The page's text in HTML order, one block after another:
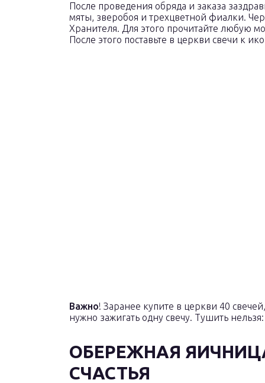
После проведения обряда и заказа
мяты, зверобоя и трехцветной фиалки.
Хранителя. Для этого прочитайте любую
После этого поставьте в церкви свечи к
Важно! Заранее купите в церкви 40
нужно зажигать одну свечу. Тушить
ОБЕРЕЖНАЯ
СЧАСТЬЯ